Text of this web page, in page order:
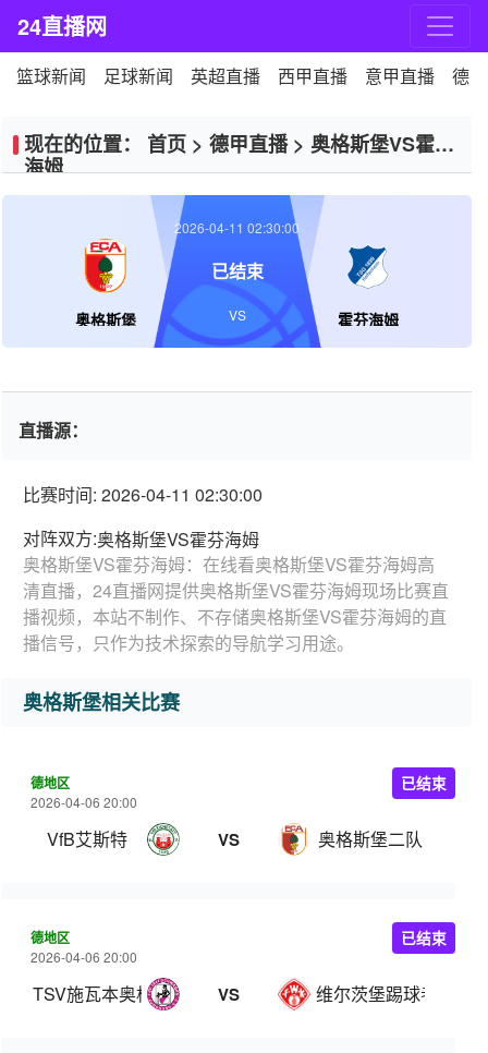
24直播网
篮球新闻 足球新闻 英超直播 西甲直播 意甲直播 德
现在的位置： 首页 > 德甲直播> 奥格斯堡VS霍芬
海姆
奥格斯堡 霍芬海姆
2026-04-11 02:30:00
已结束
VS
直播源：
比赛时间: 2026-04-11 02:30:00
对阵双方:奥格斯堡VS霍芬海姆
奥格斯堡VS霍芬海姆：在线看奥格斯堡VS霍芬海姆高
清直播，24直播网提供奥格斯堡VS霍芬海姆现场比赛直
播视频，本站不制作、不存储奥格斯堡VS霍芬海姆的直
播信号，只作为技术探索的导航学习用途。
奥格斯堡相关比赛
德地区
2026-04-06 20:00
VfB艾斯特 VS 奥格斯堡二队
已结束
德地区
2026-04-06 20:00
TSV施瓦本奥格斯堡 VS 维尔茨堡踢球者
已结束